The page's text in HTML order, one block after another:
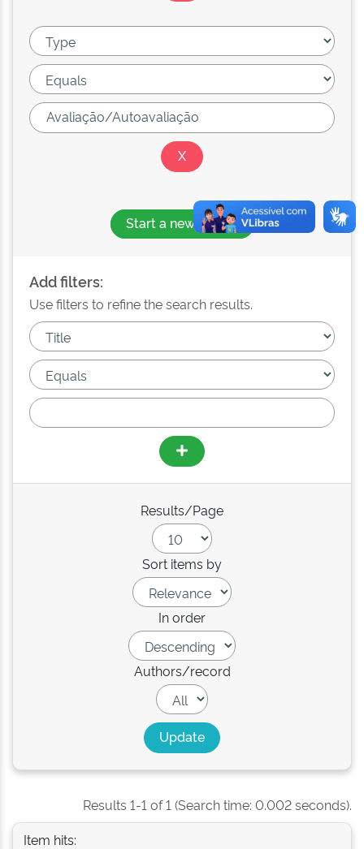
Start a new search
Add filters:
Use filters to refine the search results.
Results/Page
Sort items by
In order
Authors/record
Results 1-1 of 1 (Search time: 0.002 seconds).
Item hits: